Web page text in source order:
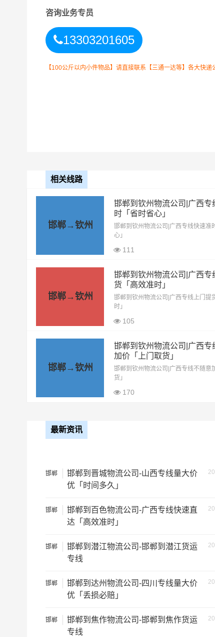
送货区域
以上邯郸到钦
晓！实际费用
邯郸到钦州货运公司 整车运输收费标准
整车运输车型
6.8米高栏
9.6米高栏
13米高栏
17.5米平板 10.5
整车运输价格
咨询业务专员
13303201605
【100公斤以内小件物品】请直接联系【三通一达等】各大快
相关线路
邯郸→钦州
邯郸到钦州物流公司|广西专
时「省时省心」
邯郸到钦州物流公司|广西专线快速准
心」
111
邯郸→钦州
邯郸到钦州物流公司|广西专
货「高效准时」
邯郸到钦州物流公司|广西专线上门提
时」
105
邯郸→钦州
邯郸到钦州物流公司|广西专
加价「上门取货」
邯郸到钦州物流公司|广西专线不随意
货」
170
最新资讯
邯郸
邯郸到晋城物流公司-山西专线量大价
优「时间多久」
邯郸
邯郸到百色物流公司-广西专线快速直
达「高效准时」
邯郸
邯郸到潜江物流公司-邯郸到潜江货运
专线
邯郸
邯郸到达州物流公司-四川专线量大价
优「丢损必赔」
邯郸
邯郸到焦作物流公司-邯郸到焦作货运
专线